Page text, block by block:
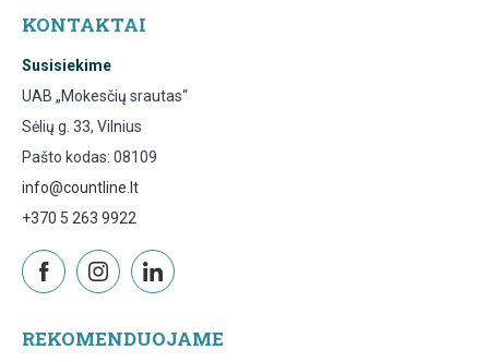
KONTAKTAI
Susisiekime
UAB „Mokesčių srautas“
Sėlių g. 33, Vilnius
Pašto kodas: 08109
info@countline.lt
+370 5 263 9922
REKOMENDUOJAME